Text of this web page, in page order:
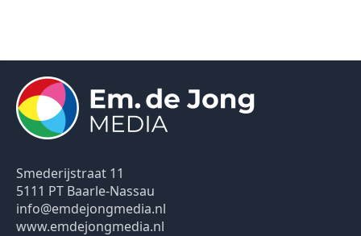
Smederijstraat 11
5111 PT Baarle-Nassau
info@emdejongmedia.nl
www.emdejongmedia.nl